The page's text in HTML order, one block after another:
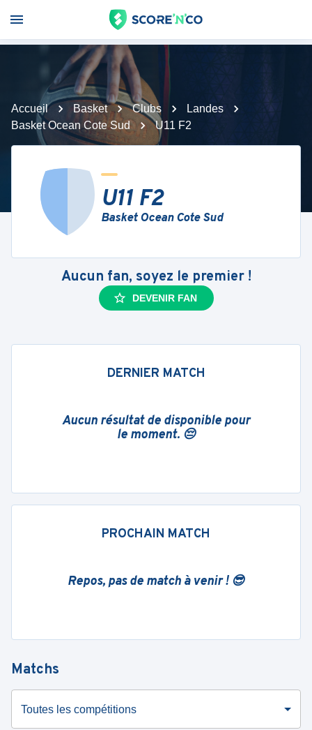
Accueil Basket Clubs
Landes
Basket Ocean Cote Sud
U11 F2
U11 F2
Basket Ocean Cote Sud
Aucun fan, soyez le premier !
DEVENIR FAN
DERNIER MATCH
Aucun résultat de disponible pour
le moment. 😔
PROCHAIN MATCH
Repos, pas de match à venir ! 😎
Matchs
Toutes les compétitions